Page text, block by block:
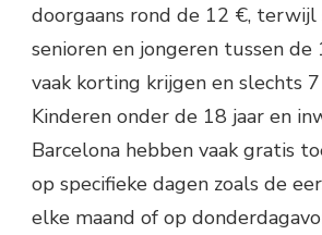
doorgaans rond de 12 €,
senioren en jongeren tussen de
vaak korting krijgen en slechts
Kinderen onder de 18 jaar en
Barcelona hebben vaak gratis
op specifieke dagen zoals de
elke maand of op